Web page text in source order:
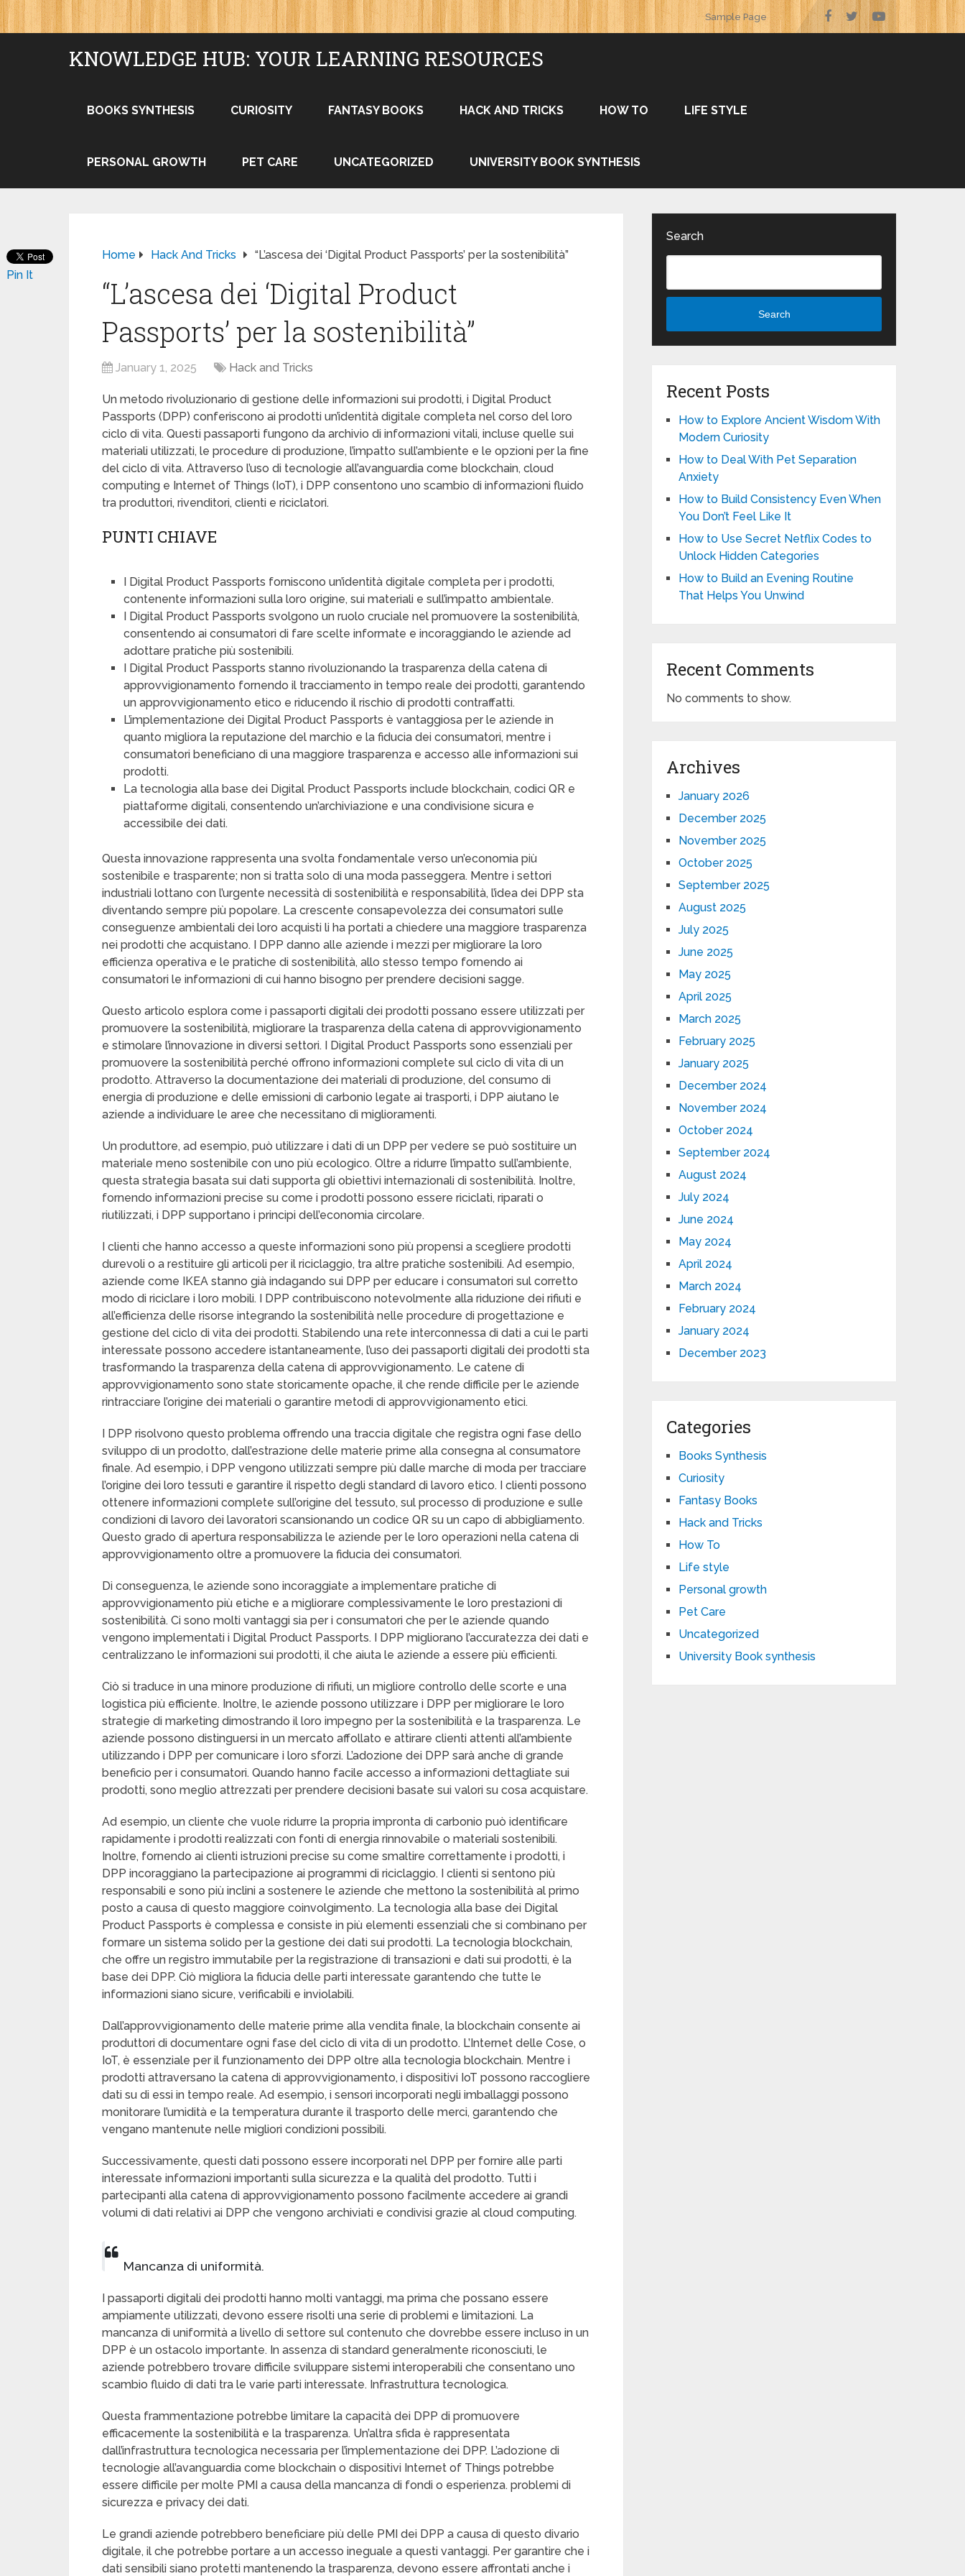
Sample Page
KNOWLEDGE HUB: YOUR LEARNING RESOURCES
BOOKS SYNTHESIS CURIOSITY FANTASY BOOKS HACK AND TRICKS HOW TO LIFE STYLE
PERSONAL GROWTH PET CARE UNCATEGORIZED UNIVERSITY BOOK SYNTHESIS
Home Hack And Tricks “L’ascesa dei ‘Digital Product Passports’ per la sostenibilità”
“L’ascesa dei ‘Digital Product
Passports’ per la sostenibilità”
January 1, 2025 Hack and Tricks
Un metodo rivoluzionario di gestione delle informazioni sui prodotti, i Digital Product
Passports (DPP) conferiscono ai prodotti un’identità digitale completa nel corso del loro
ciclo di vita. Questi passaporti fungono da archivio di informazioni vitali, incluse quelle sui
materiali utilizzati, le procedure di produzione, l’impatto sull’ambiente e le opzioni per la fine
del ciclo di vita. Attraverso l’uso di tecnologie all’avanguardia come blockchain, cloud
computing e Internet of Things (IoT), i DPP consentono uno scambio di informazioni fluido
tra produttori, rivenditori, clienti e riciclatori.
PUNTI CHIAVE
I Digital Product Passports forniscono un’identità digitale completa per i prodotti,
contenente informazioni sulla loro origine, sui materiali e sull’impatto ambientale.
I Digital Product Passports svolgono un ruolo cruciale nel promuovere la sostenibilità,
consentendo ai consumatori di fare scelte informate e incoraggiando le aziende ad
adottare pratiche più sostenibili.
I Digital Product Passports stanno rivoluzionando la trasparenza della catena di
approvvigionamento fornendo il tracciamento in tempo reale dei prodotti, garantendo
un approvvigionamento etico e riducendo il rischio di prodotti contraffatti.
L’implementazione dei Digital Product Passports è vantaggiosa per le aziende in
quanto migliora la reputazione del marchio e la fiducia dei consumatori, mentre i
consumatori beneficiano di una maggiore trasparenza e accesso alle informazioni sui
prodotti.
La tecnologia alla base dei Digital Product Passports include blockchain, codici QR e
piattaforme digitali, consentendo un’archiviazione e una condivisione sicura e
accessibile dei dati.
Questa innovazione rappresenta una svolta fondamentale verso un’economia più
sostenibile e trasparente; non si tratta solo di una moda passeggera. Mentre i settori
industriali lottano con l’urgente necessità di sostenibilità e responsabilità, l’idea dei DPP sta
diventando sempre più popolare. La crescente consapevolezza dei consumatori sulle
conseguenze ambientali dei loro acquisti li ha portati a chiedere una maggiore trasparenza
nei prodotti che acquistano. I DPP danno alle aziende i mezzi per migliorare la loro
efficienza operativa e le pratiche di sostenibilità, allo stesso tempo fornendo ai
consumatori le informazioni di cui hanno bisogno per prendere decisioni sagge.
Questo articolo esplora come i passaporti digitali dei prodotti possano essere utilizzati per
promuovere la sostenibilità, migliorare la trasparenza della catena di approvvigionamento
e stimolare l’innovazione in diversi settori. I Digital Product Passports sono essenziali per
promuovere la sostenibilità perché offrono informazioni complete sul ciclo di vita di un
prodotto. Attraverso la documentazione dei materiali di produzione, del consumo di
energia di produzione e delle emissioni di carbonio legate ai trasporti, i DPP aiutano le
aziende a individuare le aree che necessitano di miglioramenti.
Un produttore, ad esempio, può utilizzare i dati di un DPP per vedere se può sostituire un
materiale meno sostenibile con uno più ecologico. Oltre a ridurre l’impatto sull’ambiente,
questa strategia basata sui dati supporta gli obiettivi internazionali di sostenibilità. Inoltre,
fornendo informazioni precise su come i prodotti possono essere riciclati, riparati o
riutilizzati, i DPP supportano i principi dell’economia circolare.
I clienti che hanno accesso a queste informazioni sono più propensi a scegliere prodotti
durevoli o a restituire gli articoli per il riciclaggio, tra altre pratiche sostenibili. Ad esempio,
aziende come IKEA stanno già indagando sui DPP per educare i consumatori sul corretto
modo di riciclare i loro mobili. I DPP contribuiscono notevolmente alla riduzione dei rifiuti e
all’efficienza delle risorse integrando la sostenibilità nelle procedure di progettazione e
gestione del ciclo di vita dei prodotti. Stabilendo una rete interconnessa di dati a cui le parti
interessate possono accedere istantaneamente, l’uso dei passaporti digitali dei prodotti sta
trasformando la trasparenza della catena di approvvigionamento. Le catene di
approvvigionamento sono state storicamente opache, il che rende difficile per le aziende
rintracciare l’origine dei materiali o garantire metodi di approvvigionamento etici.
I DPP risolvono questo problema offrendo una traccia digitale che registra ogni fase dello
sviluppo di un prodotto, dall’estrazione delle materie prime alla consegna al consumatore
finale. Ad esempio, i DPP vengono utilizzati sempre più dalle marche di moda per tracciare
l’origine dei loro tessuti e garantire il rispetto degli standard di lavoro etico. I clienti possono
ottenere informazioni complete sull’origine del tessuto, sul processo di produzione e sulle
condizioni di lavoro dei lavoratori scansionando un codice QR su un capo di abbigliamento.
Questo grado di apertura responsabilizza le aziende per le loro operazioni nella catena di
approvvigionamento oltre a promuovere la fiducia dei consumatori.
Di conseguenza, le aziende sono incoraggiate a implementare pratiche di
approvvigionamento più etiche e a migliorare complessivamente le loro prestazioni di
sostenibilità. Ci sono molti vantaggi sia per i consumatori che per le aziende quando
vengono implementati i Digital Product Passports. I DPP migliorano l’accuratezza dei dati e
centralizzano le informazioni sui prodotti, il che aiuta le aziende a essere più efficienti.
Ciò si traduce in una minore produzione di rifiuti, un migliore controllo delle scorte e una
logistica più efficiente. Inoltre, le aziende possono utilizzare i DPP per migliorare le loro
strategie di marketing dimostrando il loro impegno per la sostenibilità e la trasparenza. Le
aziende possono distinguersi in un mercato affollato e attirare clienti attenti all’ambiente
utilizzando i DPP per comunicare i loro sforzi. L’adozione dei DPP sarà anche di grande
beneficio per i consumatori. Quando hanno facile accesso a informazioni dettagliate sui
prodotti, sono meglio attrezzati per prendere decisioni basate sui valori su cosa acquistare.
Ad esempio, un cliente che vuole ridurre la propria impronta di carbonio può identificare
rapidamente i prodotti realizzati con fonti di energia rinnovabile o materiali sostenibili.
Inoltre, fornendo ai clienti istruzioni precise su come smaltire correttamente i prodotti, i
DPP incoraggiano la partecipazione ai programmi di riciclaggio. I clienti si sentono più
responsabili e sono più inclini a sostenere le aziende che mettono la sostenibilità al primo
posto a causa di questo maggiore coinvolgimento. La tecnologia alla base dei Digital
Product Passports è complessa e consiste in più elementi essenziali che si combinano per
formare un sistema solido per la gestione dei dati sui prodotti. La tecnologia blockchain,
che offre un registro immutabile per la registrazione di transazioni e dati sui prodotti, è la
base dei DPP. Ciò migliora la fiducia delle parti interessate garantendo che tutte le
informazioni siano sicure, verificabili e inviolabili.
Dall’approvvigionamento delle materie prime alla vendita finale, la blockchain consente ai
produttori di documentare ogni fase del ciclo di vita di un prodotto. L’Internet delle Cose, o
IoT, è essenziale per il funzionamento dei DPP oltre alla tecnologia blockchain. Mentre i
prodotti attraversano la catena di approvvigionamento, i dispositivi IoT possono raccogliere
dati su di essi in tempo reale. Ad esempio, i sensori incorporati negli imballaggi possono
monitorare l’umidità e la temperatura durante il trasporto delle merci, garantendo che
vengano mantenute nelle migliori condizioni possibili.
Successivamente, questi dati possono essere incorporati nel DPP per fornire alle parti
interessate informazioni importanti sulla sicurezza e la qualità del prodotto. Tutti i
partecipanti alla catena di approvvigionamento possono facilmente accedere ai grandi
volumi di dati relativi ai DPP che vengono archiviati e condivisi grazie al cloud computing.
Mancanza di uniformità.
I passaporti digitali dei prodotti hanno molti vantaggi, ma prima che possano essere
ampiamente utilizzati, devono essere risolti una serie di problemi e limitazioni. La
mancanza di uniformità a livello di settore sul contenuto che dovrebbe essere incluso in un
DPP è un ostacolo importante. In assenza di standard generalmente riconosciuti, le
aziende potrebbero trovare difficile sviluppare sistemi interoperabili che consentano uno
scambio fluido di dati tra le varie parti interessate. Infrastruttura tecnologica.
Questa frammentazione potrebbe limitare la capacità dei DPP di promuovere
efficacemente la sostenibilità e la trasparenza. Un’altra sfida è rappresentata
dall’infrastruttura tecnologica necessaria per l’implementazione dei DPP. L’adozione di
tecnologie all’avanguardia come blockchain o dispositivi Internet of Things potrebbe
essere difficile per molte PMI a causa della mancanza di fondi o esperienza. problemi di
sicurezza e privacy dei dati.
Le grandi aziende potrebbero beneficiare più delle PMI dei DPP a causa di questo divario
digitale, il che potrebbe portare a un accesso ineguale a questi vantaggi. Per garantire che i
dati sensibili siano protetti mantenendo la trasparenza, devono essere affrontati anche i
Pin It
Search
Search
Recent Posts
How to Explore Ancient Wisdom With
Modern Curiosity
How to Deal With Pet Separation
Anxiety
How to Build Consistency Even When
You Don’t Feel Like It
How to Use Secret Netflix Codes to
Unlock Hidden Categories
How to Build an Evening Routine
That Helps You Unwind
Recent Comments
No comments to show.
Archives
January 2026
December 2025
November 2025
October 2025
September 2025
August 2025
July 2025
June 2025
May 2025
April 2025
March 2025
February 2025
January 2025
December 2024
November 2024
October 2024
September 2024
August 2024
July 2024
June 2024
May 2024
April 2024
March 2024
February 2024
January 2024
December 2023
Categories
Books Synthesis
Curiosity
Fantasy Books
Hack and Tricks
How To
Life style
Personal growth
Pet Care
Uncategorized
University Book synthesis